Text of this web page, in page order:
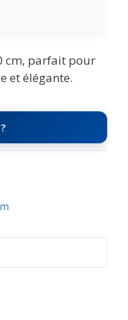
cm, parfait pour
et élégante.